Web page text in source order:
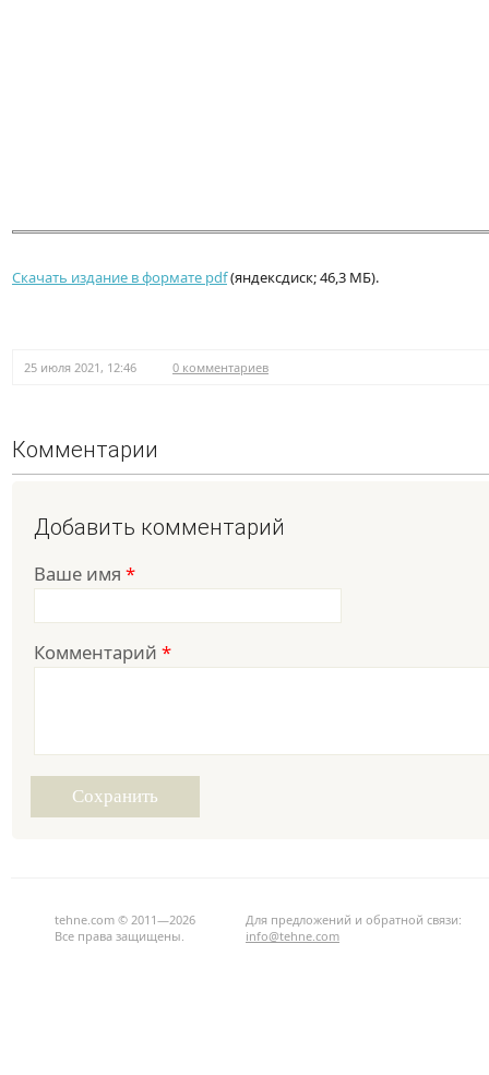
Скачать издание в формате pdf(яндексдиск; 46,3 МБ).
25 июля 2021, 12:46 0 комментариев
Комментарии
Добавить комментарий
Ваше имя *
Комментарий *
tehne.com © 2011—2026
Все права защищены.
Для предложений и обратной связи:
info@tehne.com